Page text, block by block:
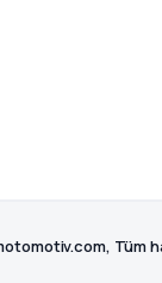
Tüm